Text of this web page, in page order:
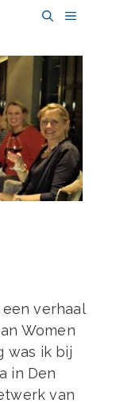
MENU
verhaal
Women
was ik bij
in Den
van